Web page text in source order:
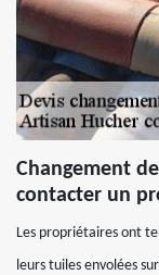
Changement
contacter un
Les propriétaires ont
leurs tuiles envolées